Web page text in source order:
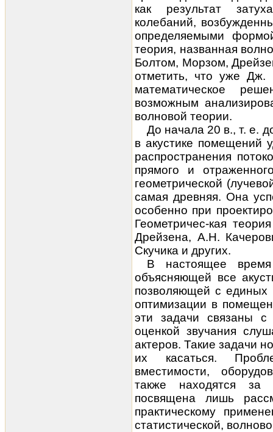
как результат
колебаний,
определяемыми
теория, названная
Болтом, Морзом,
отметить, что уже Дж.
математическое
возможным
волновой теории.
До начала 20 в., т. е.
в акустике помещений
распространения
прямого и
геометрической
самая древняя. Она
особенно при
Геометричес-кая
Дрейзена, А.Н.
Скучика и других.
В настоящее
объясняющей все
позволяющей с единых
оптимизации в
эти задачи связаны с
оценкой звучания
актеров. Такие задачи
их касаться.
вместимости,
также находятся за
посвящена лишь
практическому
статистической,